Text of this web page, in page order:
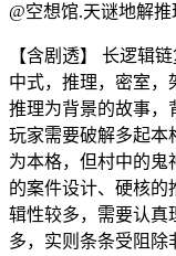
@空想馆.天谜地解
【含剧透】 长逻辑
中式，推理，密室，
推理为背景的故事，
玩家需要破解多起本
为本格，但村中的鬼
的案件设计、硬核的
辑性较多，需要认真
多，实则条条受阻除